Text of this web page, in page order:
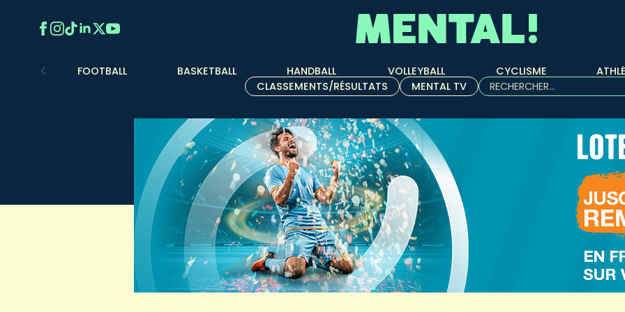
FOOTBALL BASKETBALL HANDBALL VOLLEYBALL CYCLISME
CLASSEMENTS/RÉSULTATS
MENTAL TV
Rechercher :